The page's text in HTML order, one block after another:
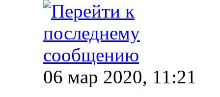
06 мар 2020, 11:21